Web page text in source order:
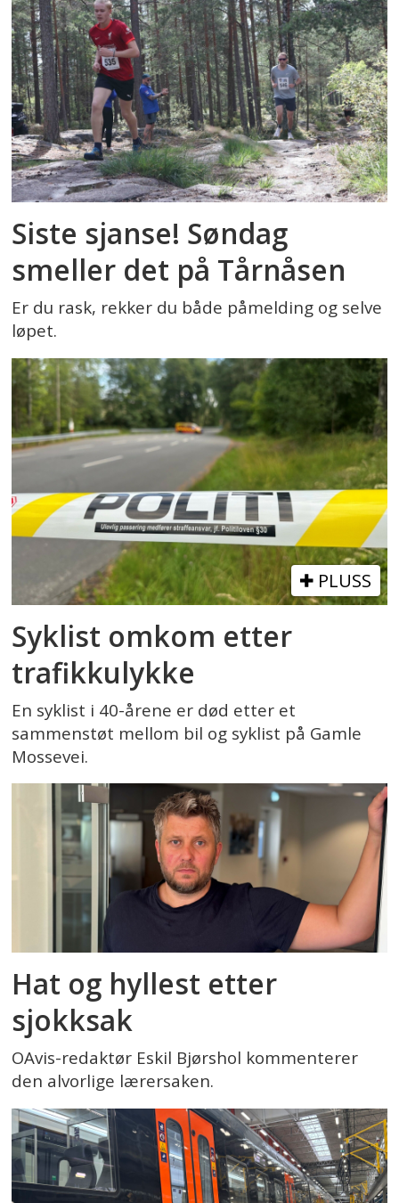
Siste sjanse! Søndag
smeller det på Tårnåsen
Er du rask, rekker du både påmelding og selve
løpet.
PLUSS
Syklist omkom etter
trafikkulykke
En syklist i 40-årene er død etter et
sammenstøt mellom bil og syklist på Gamle
Mossevei.
Hat og hyllest etter
sjokksak
OAvis-redaktør Eskil Bjørshol kommenterer
den alvorlige lærersaken.